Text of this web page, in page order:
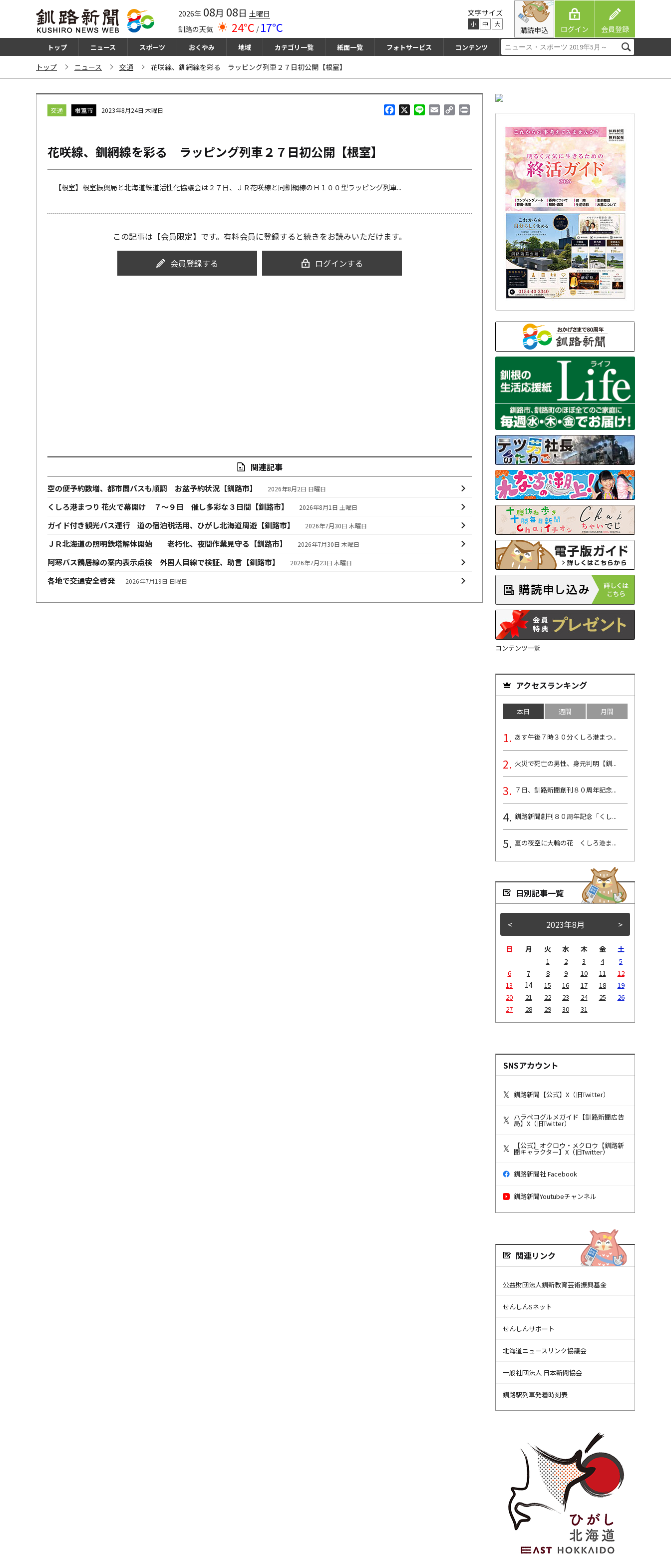
2026年 08月 08日 土曜日
釧路の天気
24℃ / 17℃
文字サイズ
小 中 大
購読申込 ログイン 会員登録
トップ ニュース スポーツ おくやみ 地域 カテゴリ一覧 紙面一覧 フォトサービス コンテンツ
トップ ニュース 交通 花咲線、釧網線を彩る ラッピング列車２７日初公開【根室】
k
交通 根室市 2023年8月24日 木曜日
花咲線、釧網線を彩る ラッピング列車２７日初公開【根室】
【根室】根室振興局と北海道鉄道活性化協議会は２７日、ＪＲ花咲線と同釧網線のＨ１００型ラッピング列車...
この記事は【会員限定】です。有料会員に登録すると続きをお読みいただけます。
会員登録する ログインする
関連記事
空の便予約数増、都市間バスも順調 お盆予約状況【釧路市】 2026年8月2日 日曜日
くしろ港まつり 花火で幕開け ７～９日 催し多彩な３日間【釧路市】 2026年8月1日 土曜日
ガイド付き観光バス運行 道の宿泊税活用、ひがし北海道周遊【釧路市】 2026年7月30日 木曜日
ＪＲ北海道の照明鉄塔解体開始 老朽化、夜間作業見守る【釧路市】 2026年7月30日 木曜日
阿寒バス鶴居線の案内表示点検 外国人目線で検証、助言【釧路市】 2026年7月23日 木曜日
各地で交通安全啓発 2026年7月19日 日曜日
コンテンツ一覧
アクセスランキング
本日 週間 月間
あす午後７時３０分くしろ港まつ...
火災で死亡の男性、身元判明【釧...
７日、釧路新聞創刊８０周年記念...
釧路新聞創刊８０周年記念「くし...
夏の夜空に大輪の花 くしろ港ま...
日別記事一覧
< >
2023年8月
日 月 火 水 木 金 土
1 2 3 4
5
6
7 8 9 10 11
12
13
14 15 16 17 18
19
20
21 22 23 24 25
26
27
28 29 30 31
SNSアカウント
釧路新聞【公式】X（旧Twitter）
ハラペコグルメガイド【釧路新聞広告
局】X（旧Twitter）
【公式】オクロウ・メクロウ【釧路新
聞キャラクター】X（旧Twitter）
釧路新聞社 Facebook
釧路新聞Youtubeチャンネル
関連リンク
公益財団法人釧新教育芸術振興基金
せんしんSネット
せんしんサポート
北海道ニュースリンク協議会
一般社団法人 日本新聞協会
釧路駅列車発着時刻表